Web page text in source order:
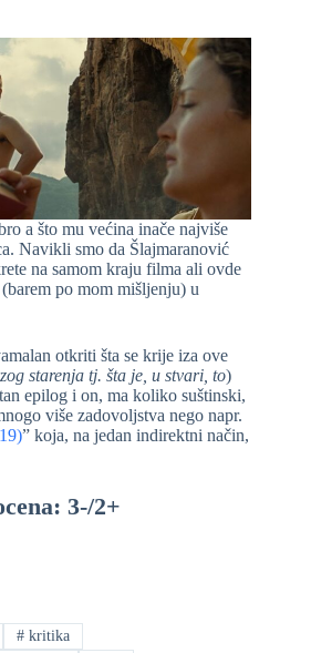
a što mu većina inače najviše
Navikli smo da Šlajmaranović
na samom kraju filma ali ovde
po mom mišljenju) u
otkriti šta se krije iza ove
starenja tj. šta je, u stvari, to)
epilog i on, ma koliko suštinski,
više zadovoljstva nego napr.
” koja, na jedan indirektni način,
3-/2+
# kritika